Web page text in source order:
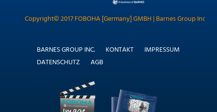
Copyright© 2017 FOBOHA [Germany] GMBH | Barnes Group Inc.
ÜBERSPRINGENBARNES GROUP INC. KONTAKT
IMPRESSUM
DATENSCHUTZ
AGB